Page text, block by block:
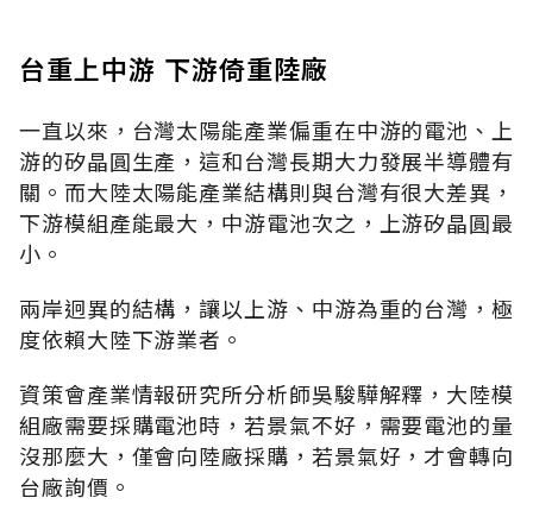
台重上中游 下游倚重陸廠
一直以來，台灣太陽能產業偏重在中游的電池、上
游的矽晶圓生產，這和台灣長期大力發展半導體有
關。而大陸太陽能產業結構則與台灣有很大差異，
下游模組產能最大，中游電池次之，上游矽晶圓最
小。
兩岸迥異的結構，讓以上游、中游為重的台灣，極
度依賴大陸下游業者。
資策會產業情報研究所分析師吳駿驊解釋，大陸模
組廠需要採購電池時，若景氣不好，需要電池的量
沒那麼大，僅會向陸廠採購，若景氣好，才會轉向
台廠詢價。